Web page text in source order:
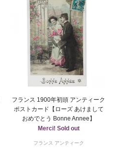
フランス 1900年初頭 アンティーク
ポストカード【ローズ あけまして
おめでとう Bonne Annee】
Merci! Sold out
フランス アンティーク